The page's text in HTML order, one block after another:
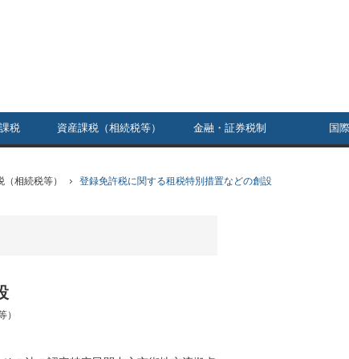
税 資産課税（相続税等） 金融・証券税制 国
（相続税等） 登録免許税に関する租税特別措置などの創設
）